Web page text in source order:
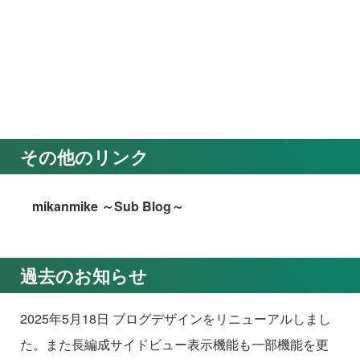
その他のリンク
mikanmike ～Sub Blog～
過去のお知らせ
2025年5月18日 ブログデザインをリニューアルしまし
た。また長編成サイドビュー表示機能も一部機能を更